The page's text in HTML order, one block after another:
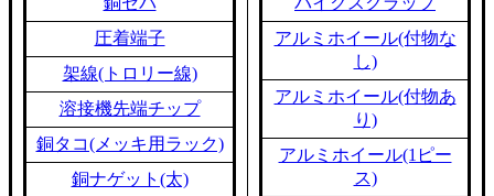
圧着端子
架線(トロリー線)
溶接機先端チップ
銅タコ(メッキ用ラック)
銅ナゲット(太)
アルミホイール(付物な
し)
アルミホイール(付物あ
り)
アルミホイール(1ピー
ス)